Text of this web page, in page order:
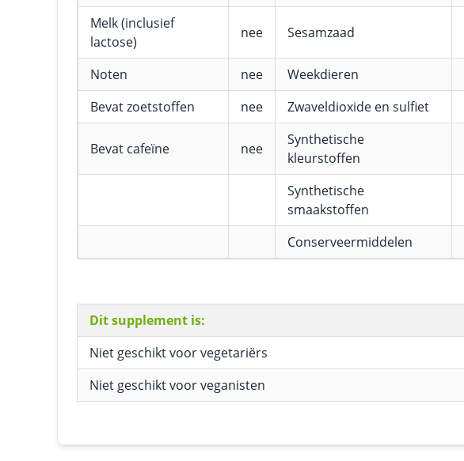
Melk (inclusief
lactose)
nee Sesamzaad
Noten nee Weekdieren
Bevat zoetstoffen
nee Zwaveldioxide en sulfiet
Bevat cafeïne nee
Synthetische
kleurstoffen
Synthetische
smaakstoffen
Conserveermiddelen
Dit supplement is:
Niet geschikt voor vegetariërs
Niet geschikt voor veganisten